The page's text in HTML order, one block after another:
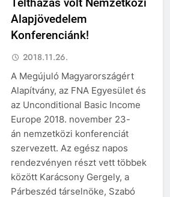
Alapjövedelem
Konferenciánk!
2018.11.26.
A Megújuló Magyarországért
Alapítvány, az FNA Egyesület és
az Unconditional Basic Income
Europe 2018. november 23-
án nemzetközi konferenciát
szervezett. Az egész napos
rendezvényen részt vett többek
között Karácsony Gergely, a
Párbeszéd társelnöke, Szabó